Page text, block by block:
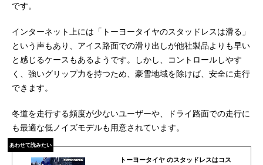
です。
インターネット上には「トーヨータイヤのスタッドレスは滑る」
という声もあり、アイス路面での滑り出しが他社製品よりも早い
と感じるケースもあるようです。しかし、コントロールしやす
く、強いグリップ力を持つため、豪雪地域を除けば、安全に走行
できます。
冬道を走行する頻度が少ないユーザーや、ドライ路面での走行に
も最適な低ノイズモデルも用意されています。
あわせて読みたい
トーヨータイヤ のスタッドレスはコス